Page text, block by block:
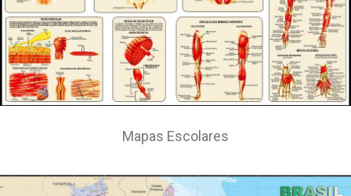
Mapas Escolares